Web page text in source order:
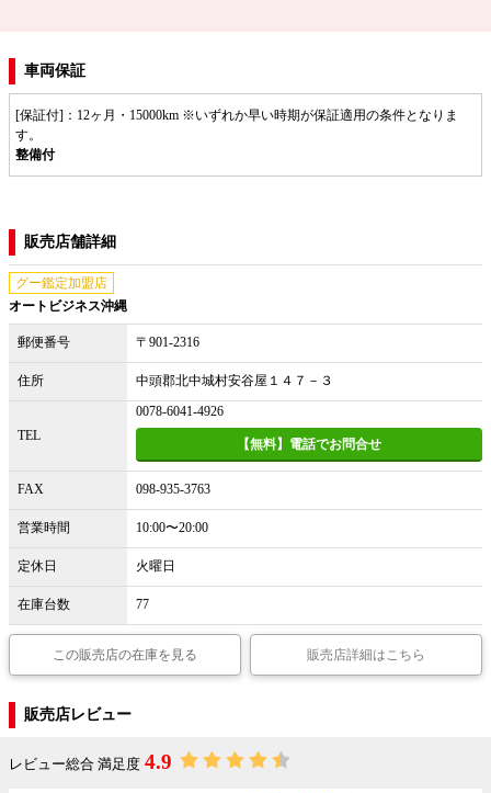
車両保証
[保証付]：12ヶ月・15000km ※いずれか早い時期が保証適用の条件となりま
す。
整備付
販売店舗詳細
グー鑑定加盟店
オートビジネス沖縄
郵便番号 〒901-2316
住所 中頭郡北中城村安谷屋１４７－３
TEL
0078-6041-4926
【無料】電話でお問合せ
FAX 098-935-3763
営業時間 10:00〜20:00
定休日 火曜日
在庫台数 77
この販売店の在庫を見る 販売店詳細はこちら
販売店レビュー
レビュー総合 満足度 4.9